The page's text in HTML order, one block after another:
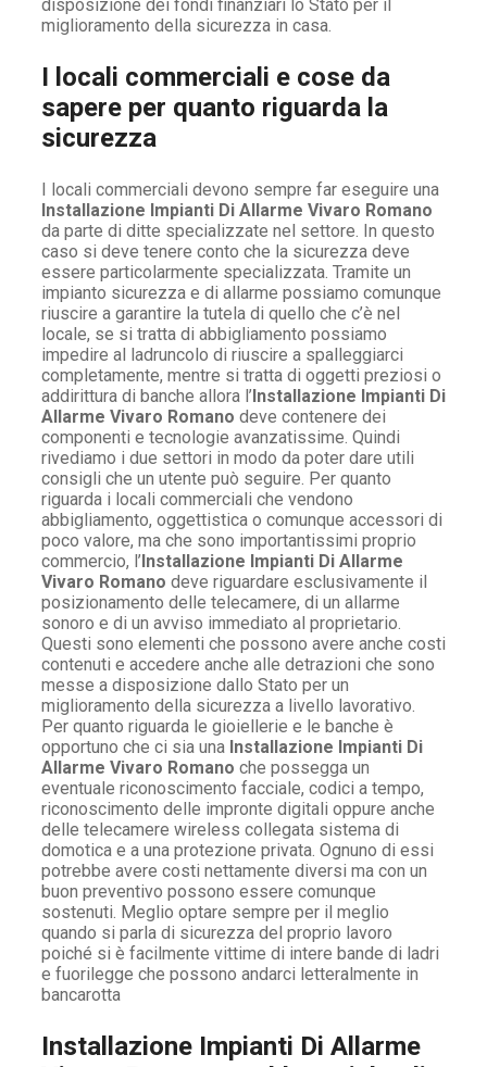
disposizione dei fondi finanziari lo Stato per il
miglioramento della sicurezza in casa.
I locali commerciali e cose da
sapere per quanto riguarda la
sicurezza
I locali commerciali devono sempre far eseguire una
Installazione Impianti Di Allarme Vivaro Romano
da parte di ditte specializzate nel settore. In questo
caso si deve tenere conto che la sicurezza deve
essere particolarmente specializzata. Tramite un
impianto sicurezza e di allarme possiamo comunque
riuscire a garantire la tutela di quello che c’è nel
locale, se si tratta di abbigliamento possiamo
impedire al ladruncolo di riuscire a spalleggiarci
completamente, mentre si tratta di oggetti preziosi o
addirittura di banche allora l’Installazione Impianti Di
Allarme Vivaro Romano deve contenere dei
componenti e tecnologie avanzatissime. Quindi
rivediamo i due settori in modo da poter dare utili
consigli che un utente può seguire. Per quanto
riguarda i locali commerciali che vendono
abbigliamento, oggettistica o comunque accessori di
poco valore, ma che sono importantissimi proprio
commercio, l’Installazione Impianti Di Allarme
Vivaro Romano deve riguardare esclusivamente il
posizionamento delle telecamere, di un allarme
sonoro e di un avviso immediato al proprietario.
Questi sono elementi che possono avere anche costi
contenuti e accedere anche alle detrazioni che sono
messe a disposizione dallo Stato per un
miglioramento della sicurezza a livello lavorativo.
Per quanto riguarda le gioiellerie e le banche è
opportuno che ci sia una Installazione Impianti Di
Allarme Vivaro Romano che possegga un
eventuale riconoscimento facciale, codici a tempo,
riconoscimento delle impronte digitali oppure anche
delle telecamere wireless collegata sistema di
domotica e a una protezione privata. Ognuno di essi
potrebbe avere costi nettamente diversi ma con un
buon preventivo possono essere comunque
sostenuti. Meglio optare sempre per il meglio
quando si parla di sicurezza del proprio lavoro
poiché si è facilmente vittime di intere bande di ladri
e fuorilegge che possono andarci letteralmente in
bancarotta
Installazione Impianti Di Allarme